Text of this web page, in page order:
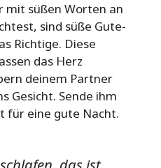
mit süßen Worten an
sind süße Gute-
Richtige. Diese
das Herz
deinem Partner
Gesicht. Sende ihm
für eine gute Nacht.